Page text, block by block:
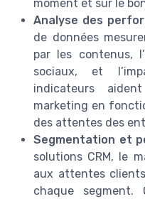
moment et sur le
Analyse des
de données
par les contenus,
sociaux, et
indicateurs
marketing en
des attentes des
Segmentation et
solutions CRM, le
aux attentes
chaque segment.